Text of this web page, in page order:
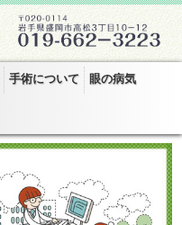
手術について 眼の病気